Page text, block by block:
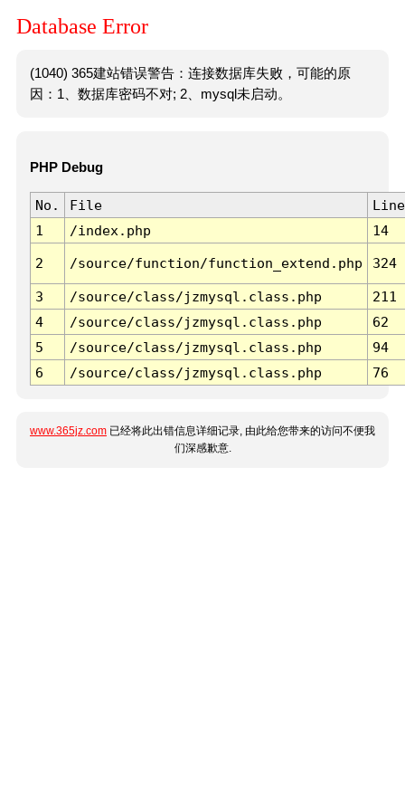
Database Error
(1040) 365建站错误警告：连接数据库失败，可能的原
因：1、数据库密码不对; 2、mysql未启动。
PHP Debug
No. File
Line
1
/index.php 14
2 /source/function/function_extend.php 324
3 /source/class/jzmysql.class.php
211
4
/source/class/jzmysql.class.php
62
5
/source/class/jzmysql.class.php
94
6
/source/class/jzmysql.class.php 76
www.365jz.com 已经将此出错信息详细记录, 由此给您带来的访问不便我
们深感歉意.